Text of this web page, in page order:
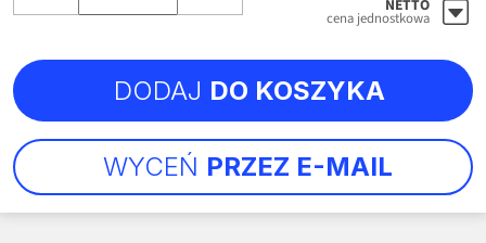
NETTO
cena jednostkowa
WYCEŃ PRZEZ E-MAIL
DODAJ DO KOSZYKA